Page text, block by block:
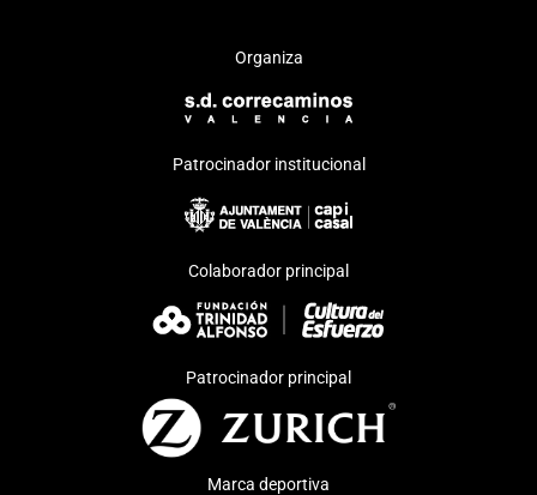
Organiza
Patrocinador institucional
Colaborador principal
Patrocinador principal
Marca deportiva